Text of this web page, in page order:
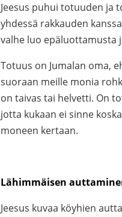
Jeesus puhui totuuden ja
yhdessä rakkauden
valhe luo epäluottamusta
Totuus on Jumalan oma,
suoraan meille monia
on taivas tai helvetti. On
jotta kukaan ei sinne
moneen kertaan.
Lähimmäisen
Jeesus kuvaa köyhien